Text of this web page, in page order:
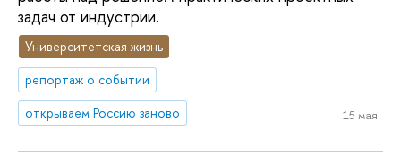
задач от индустрии.
Университетская жизнь
репортаж о событии
открываем Россию заново
15 мая